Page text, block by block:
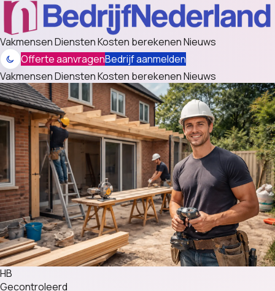
VakmensenDienstenKosten berekenenNieuws
Offerte aanvragenBedrijf aanmelden
VakmensenDienstenKosten berekenenNieuws
HB
Gecontroleerd